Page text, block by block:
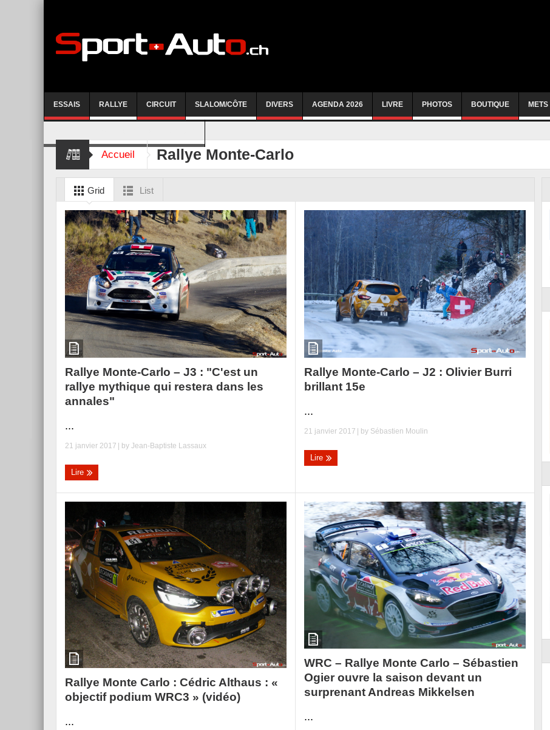
ESSAIS RALLYE CIRCUIT SLALOM/CÔTE DIVERS AGENDA 2026 LIVRE PHOTOS BOUTIQUE
Accueil Rallye Monte-Carlo
Grid List
Rallye Monte-Carlo – J3 : "C'est un
rallye mythique qui restera dans les
annales"
...
21 janvier 2017 | by Jean-Baptiste Lassaux
Lire
Rallye Monte-Carlo – J2 : Olivier Burri
brillant 15e
...
21 janvier 2017 | by Sébastien Moulin
Lire
Rallye Monte Carlo : Cédric Althaus : «
objectif podium WRC3 » (vidéo)
...
WRC – Rallye Monte Carlo – Sébastien
Ogier ouvre la saison devant un
surprenant Andreas Mikkelsen
...
Essai – Morgan Supersport
Reportage exclusif dans les coulisses
du Musée Porsche